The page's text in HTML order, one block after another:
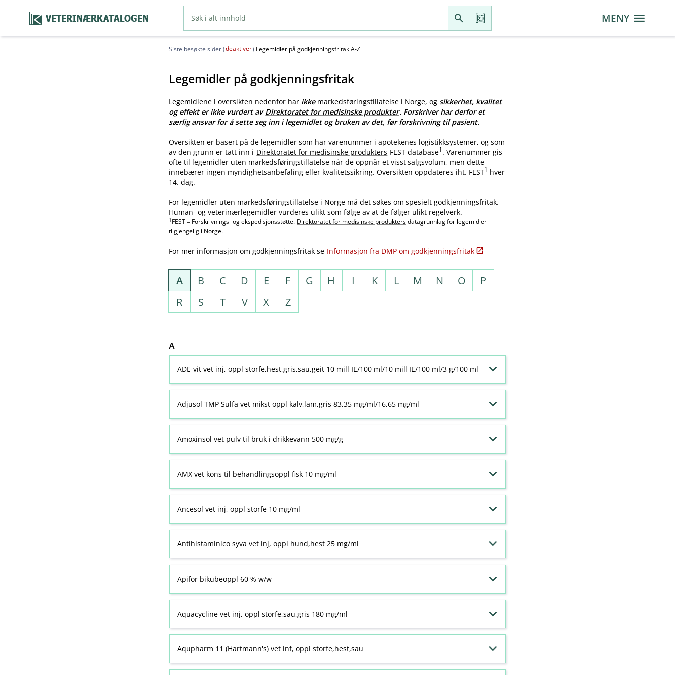
VETERINÆRKATALOGEN MENY
Siste besøkte sider (deaktiver) Legemidler på godkjenningsfritak A-Z
Legemidler på godkjenningsfritak
Legemidlene i oversikten nedenfor har ikkemarkedsføringstillatelse i Norge, og sikkerhet, kvalitet
og effekt er ikke vurdert av Direktoratet for medisinske produkter. Forskriver har derfor et
særlig ansvar for å sette seg inn i legemidlet og bruken av det, før forskrivning til pasient.
Oversikten er basert på de legemidler som har varenummer i apotekenes logistikksystemer, og som
av den grunn er tatt inn i Direktoratet for medisinske produkters FEST-database1. Varenummer gis
ofte til legemidler uten markedsføringstillatelse når de oppnår et visst salgsvolum, men dette
innebærer ingen myndighetsanbefaling eller kvalitetssikring. Oversikten oppdateres iht. FEST1 hver
14. dag.
For legemidler uten markedsføringstillatelse i Norge må det søkes om spesielt godkjenningsfritak.
Human- og veterinærlegemidler vurderes ulikt som følge av at de følger ulikt regelverk.
1 FEST = Forskrivnings- og ekspedisjonsstøtte. Direktoratet for medisinske produkters datagrunnlag for legemidler
tilgjengelig i Norge.
For mer informasjon om godkjenningsfritak se Informasjon fra DMP om godkjenningsfritak
A B C D E F G H I K L M N O
P
R
S T V X Z
A
ADE-vit vet inj, oppl storfe,hest,gris,sau,geit 10 mill IE/100 ml/10 mill IE/100 ml/3 g/100 ml
Adjusol TMP Sulfa vet mikst oppl kalv,lam,gris 83,35 mg/ml/16,65 mg/ml
Amoxinsol vet pulv til bruk i drikkevann 500 mg/g
AMX vet kons til behandlingsoppl fisk 10 mg/ml
Ancesol vet inj, oppl storfe 10 mg/ml
Antihistaminico syva vet inj, oppl hund,hest 25 mg/ml
Apifor bikubeoppl 60 % w​/​w
Aquacycline vet inj, oppl storfe,sau,gris 180 mg/ml
Aqupharm 11 (Hartmann's) vet inf, oppl storfe,hest,sau